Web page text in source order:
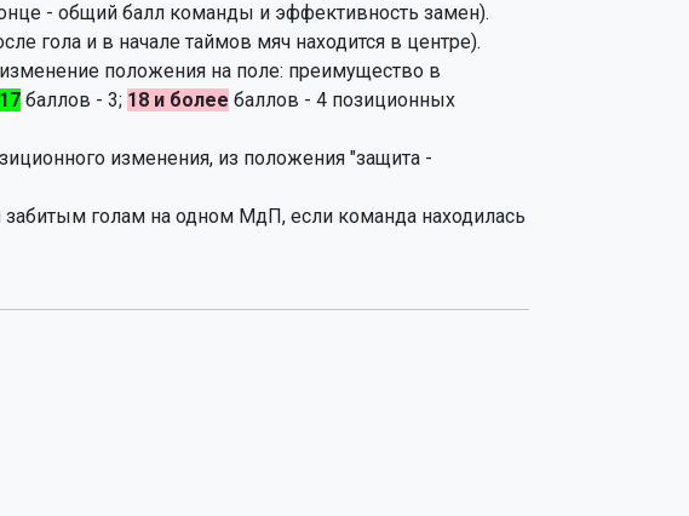
- общий балл команды и эффективность замен).
гола и в начале таймов мяч находится в центре).
положения на поле: преимущество в
баллов - 3; 18 и более баллов - 4 позиционных
изменения, из положения "защита -
голам на одном МдП, если команда находилась